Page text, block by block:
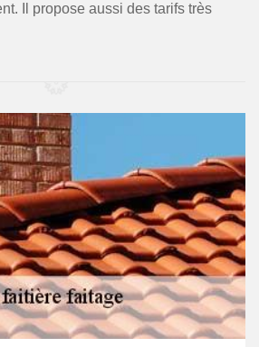
Il propose aussi des tarifs très